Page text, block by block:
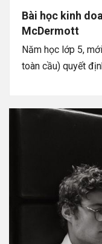
Bài học kinh
McDermott
Năm học lớp 5,
toàn cầu) quyết